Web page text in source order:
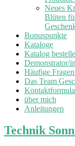
Neues
Blüten
Bonuspunkte
Kataloge
Katalog
Demonstrator/
Häufige
Das Team
über mich
Anleitungen
Technik